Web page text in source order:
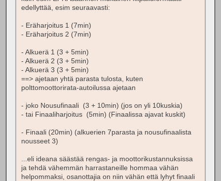
edellyttää, esim seuraavasti:
- Eräharjoitus 1 (7min)
- Eräharjoitus 2 (7min)
- Alkuerä 1 (3 + 5min)
- Alkuerä 2 (3 + 5min)
- Alkuerä 3 (3 + 5min)
==> ajetaan yhtä parasta tulosta, kuten
polttomoottorirata-autoilussa ajetaan
- joko Nousufinaali (3 + 10min) (jos on yli 10kuskia)
- tai Finaaliharjoitus (5min) (Finaalissa ajavat kuskit)
- Finaali (20min) (alkuerien 7parasta ja nousufinaalista
nousseet 3)
...eli ideana säästää rengas- ja moottorikustannuksissa
ja tehdä vähemmän harrastaneille hommaa vähän
helpommaksi, osanottajia on niin vähän että lyhyt finaali